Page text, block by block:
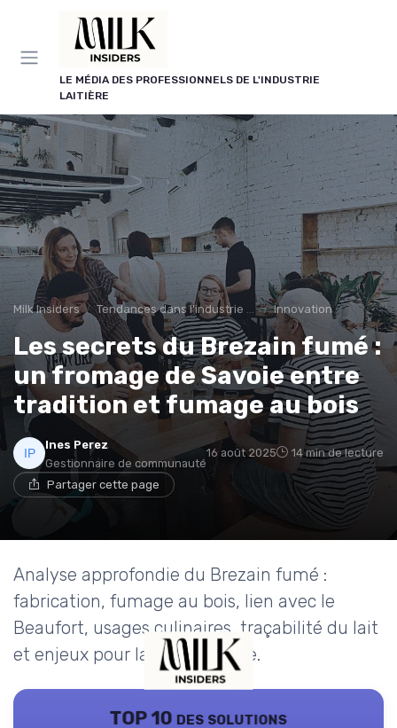
LE MÉDIA DES PROFESSIONNELS DE L'INDUSTRIE
LAITIÈRE
Milk Insiders Tendances dans l'industrie des produits laitiers Innovation
Les secrets du Brezain fumé :
un fromage de Savoie entre
tradition et fumage au bois
Ines Perez
Gestionnaire de communauté
16 août 2025 14 min de lecture
Partager cette page
Analyse approfondie du Brezain fumé :
fabrication, fumage au bois, lien avec le
Beaufort, usages culinaires, traçabilité du lait
et enjeux pour la filière laitière.
TOP 10 des solutions